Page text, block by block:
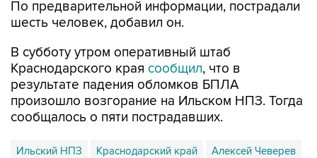
По предварительной информации, пострадали
шесть человек, добавил он.
В субботу утром оперативный штаб
Краснодарского края сообщил, что в
результате падения обломков БПЛА
произошло возгорание на Ильском НПЗ. Тогда
сообщалось о пяти пострадавших.
Ильский НПЗ Краснодарский край Алексей Чеверев